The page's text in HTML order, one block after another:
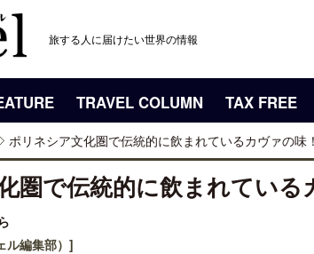
旅する人に届けたい世界の情報
TRAVEL COLUMN TAX FREE
ポリネシア文化圏で伝統的に飲まれているカヴァの味
圏で伝統的に飲まれている
ル編集部）]